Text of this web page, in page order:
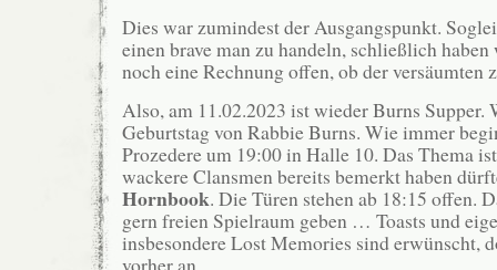
Dies war zumindest der Ausgangspunkt.
einen brave man zu handeln, schließlich
noch eine Rechnung offen, ob der
Also, am 11.02.2023 ist wieder Burns Supper.
Geburtstag von Rabbie Burns. Wie immer
Prozedere um 19:00 in Halle 10. Das Thema
wackere Clansmen bereits bemerkt haben
Hornbook. Die Türen stehen ab 18:15 offen.
gern freien Spielraum geben … Toasts und
insbesondere Lost Memories sind erwünscht,
vorher an.